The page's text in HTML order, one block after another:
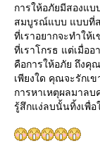
การให้อภัยมีสองแบ
สมบูรณ์แบบ แบบที่ส
ที่เราอยากจะทำให้
ที่เราโกรธ แต่เมื่อ
คือการให้อภัย ถึงคุ
เพียงใด คุณจะรักเ
การหาเหตุผลมาลบ
รู้สึกแง่ลบนั้นทิ้งเพื่